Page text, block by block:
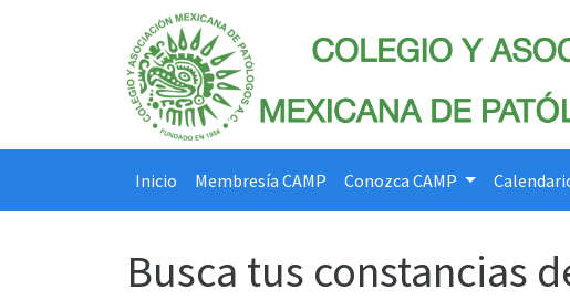
Inicio Membresía CAMP Conozca CAMP
Busca tus constancias